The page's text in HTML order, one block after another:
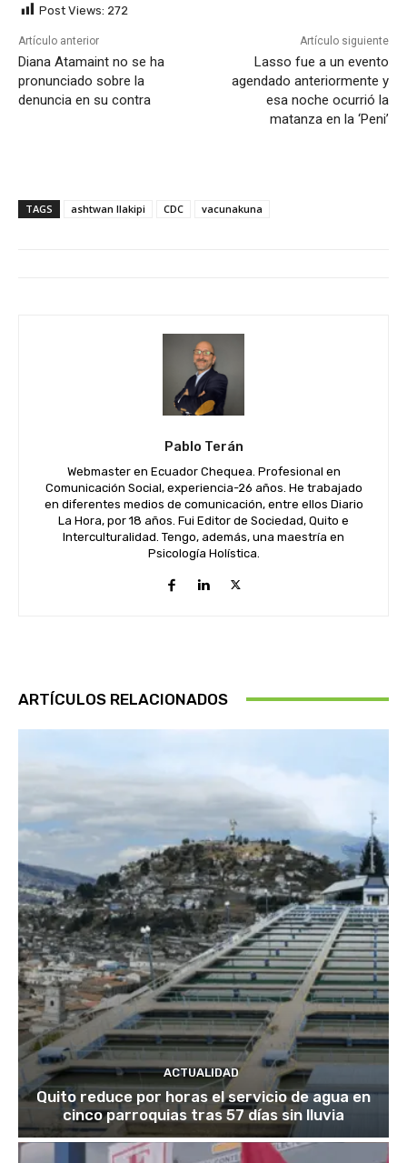
Post Views: 272
Artículo anterior
Diana Atamaint no se ha
pronunciado sobre la
denuncia en su contra
Artículo siguiente
Lasso fue a un evento
agendado anteriormente y
esa noche ocurrió la
matanza en la ‘Peni’
TAGS ashtwan llakipi CDC vacunakuna
Pablo Terán
Webmaster en Ecuador Chequea. Profesional en
Comunicación Social, experiencia-26 años. He trabajado
en diferentes medios de comunicación, entre ellos Diario
La Hora, por 18 años. Fui Editor de Sociedad, Quito e
Interculturalidad. Tengo, además, una maestría en
Psicología Holística.
ARTÍCULOS RELACIONADOS
ACTUALIDAD
Quito reduce por horas el servicio de agua en
cinco parroquias tras 57 días sin lluvia